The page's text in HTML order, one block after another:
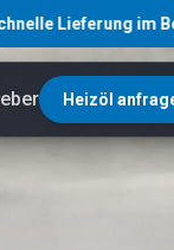
im
Heizöl